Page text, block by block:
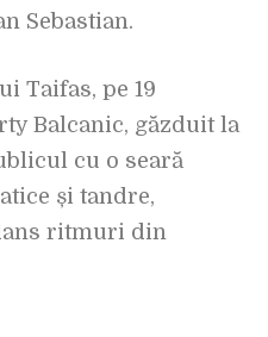
Sebastian.
Taifas, pe 19
Balcanic, găzduit la
cu o seară
și tandre,
ritmuri din